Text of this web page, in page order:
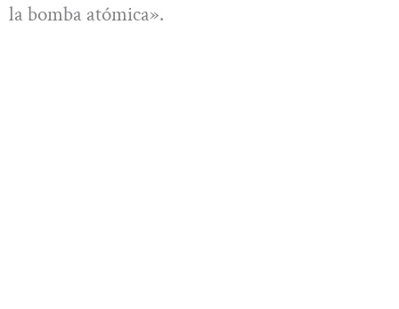
la bomba atómica».